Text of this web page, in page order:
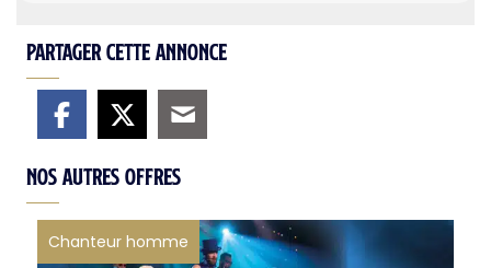
Partager cette annonce
Nos autres offres
Chanteur homme